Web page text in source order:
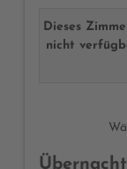
mit
Sat-TV, Safe,
herrlichem
Dieses
nicht